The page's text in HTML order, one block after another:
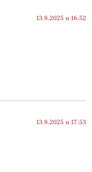
13.8.2025 u 16:52
13.8.2025 u 17:53